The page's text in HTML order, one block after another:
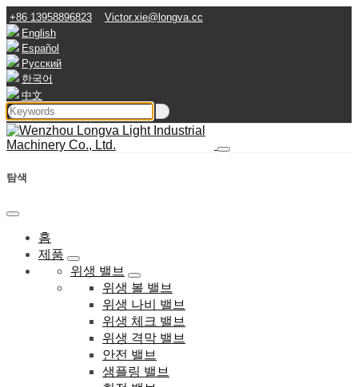
+86 13958896823
Victor.xie@longva.cc
English
Español
Русский
한국어
中文
탐색
홈
제품
위생 밸브
위생 볼 밸브
위생 나비 밸브
위생 체크 밸브
위생 격막 밸브
안전 밸브
샘플링 밸브